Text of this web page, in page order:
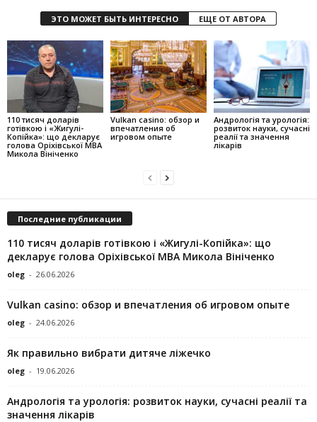
ЭТО МОЖЕТ БЫТЬ ИНТЕРЕСНО ЕЩЕ ОТ АВТОРА
110 тисяч доларів
готівкою і «Жигулі-
Копійка»: що декларує
голова Оріхівської МВА
Микола Вініченко
Vulkan casino: обзор и
впечатления об
игровом опыте
Андрологія та урологія:
розвиток науки, сучасні
реалії та значення
лікарів
Последние публикации
110 тисяч доларів готівкою і «Жигулі-Копійка»: що
декларує голова Оріхівської МВА Микола Вініченко
oleg - 26.06.2026
Vulkan casino: обзор и впечатления об игровом опыте
oleg - 24.06.2026
Як правильно вибрати дитяче ліжечко
oleg - 19.06.2026
Андрологія та урологія: розвиток науки, сучасні реалії та
значення лікарів